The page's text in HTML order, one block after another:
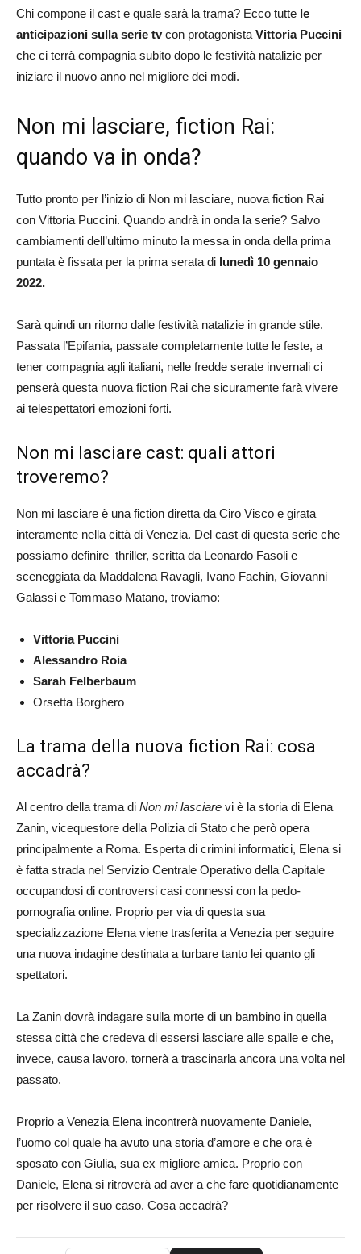
Chi compone il cast e quale sarà la trama? Ecco tutte le
anticipazioni sulla serie tvcon protagonista Vittoria Puccini
che ci terrà compagnia subito dopo le festività natalizie per
iniziare il nuovo anno nel migliore dei modi.
Non mi lasciare, fiction Rai:
quando va in onda?
Tutto pronto per l’inizio di Non mi lasciare, nuova fiction Rai
con Vittoria Puccini. Quando andrà in onda la serie? Salvo
cambiamenti dell’ultimo minuto la messa in onda della prima
puntata è fissata per la prima serata di lunedì 10 gennaio
2022.
Sarà quindi un ritorno dalle festività natalizie in grande stile.
Passata l’Epifania, passate completamente tutte le feste, a
tener compagnia agli italiani, nelle fredde serate invernali ci
penserà questa nuova fiction Rai che sicuramente farà vivere
ai telespettatori emozioni forti.
Non mi lasciare cast: quali attori
troveremo?
Non mi lasciare è una fiction diretta da Ciro Visco e girata
interamente nella città di Venezia. Del cast di questa serie che
possiamo definire thriller, scritta da Leonardo Fasoli e
sceneggiata da Maddalena Ravagli, Ivano Fachin, Giovanni
Galassi e Tommaso Matano, troviamo:
Vittoria Puccini
Alessandro Roia
Sarah Felberbaum
Orsetta Borghero
La trama della nuova fiction Rai: cosa
accadrà?
Al centro della trama di Non mi lasciare vi è la storia di Elena
Zanin, vicequestore della Polizia di Stato che però opera
principalmente a Roma. Esperta di crimini informatici, Elena si
è fatta strada nel Servizio Centrale Operativo della Capitale
occupandosi di controversi casi connessi con la pedo-
pornografia online. Proprio per via di questa sua
specializzazione Elena viene trasferita a Venezia per seguire
una nuova indagine destinata a turbare tanto lei quanto gli
spettatori.
La Zanin dovrà indagare sulla morte di un bambino in quella
stessa città che credeva di essersi lasciare alle spalle e che,
invece, causa lavoro, tornerà a trascinarla ancora una volta nel
passato.
Proprio a Venezia Elena incontrerà nuovamente Daniele,
l’uomo col quale ha avuto una storia d’amore e che ora è
sposato con Giulia, sua ex migliore amica. Proprio con
Daniele, Elena si ritroverà ad aver a che fare quotidianamente
per risolvere il suo caso. Cosa accadrà?